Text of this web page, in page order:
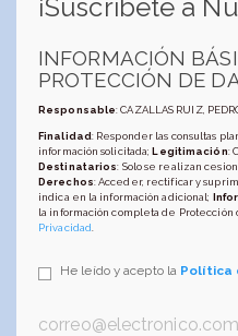
¡Suscríbete a
INFORMACIÓN
PROTECCIÓN DE
Responsable: CAZALLAS RUIZ,
Finalidad: Responder las consultas
información solicitada;Legitimación:
Destinatarios: Solo se realizan
Derechos: Acceder, rectificar y
indica en la información adicional;
la información completa de Protección
Privacidad
He leído y acepto la Política